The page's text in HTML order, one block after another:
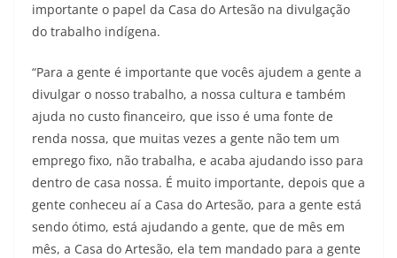
importante o papel da Casa do Artesão na divulgação
do trabalho indígena.
“Para a gente é importante que vocês ajudem a gente a
divulgar o nosso trabalho, a nossa cultura e também
ajuda no custo financeiro, que isso é uma fonte de
renda nossa, que muitas vezes a gente não tem um
emprego fixo, não trabalha, e acaba ajudando isso para
dentro de casa nossa. É muito importante, depois que a
gente conheceu aí a Casa do Artesão, para a gente está
sendo ótimo, está ajudando a gente, que de mês em
mês, a Casa do Artesão, ela tem mandado para a gente